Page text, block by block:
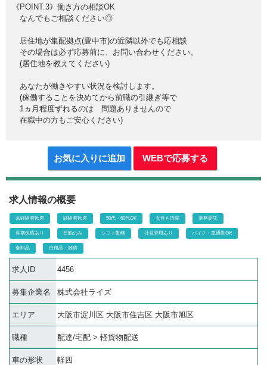
《POINT.3》働き方の相談OK
なんでもご相談ください◎
居住地が集配拠点(豊中市)の近隣以外でも応相談
その場合は必ず応募前に、お問い合わせください。
(居住地を教えてください)
あなたが働きやすい状況を検討します。
(稼働することを決めてから前職の引継ぎ等で
1ヵ月程度ずれるのは 問題ありませんので
在職中の方もご安心ください)
お気に入りに追加 WEBで応募する
求人情報の概要
未経験者歓迎 経験者歓迎 50代・60代OK 女性も活躍 業務委託
長期休暇あり 日勤のみ シフト勤務 社員登用あり バイク・車通勤OK
食料品 日用品・雑貨
求人ID 4456
募集企業名 株式会社ライズ
エリア 大阪市淀川区 大阪市住吉区 大阪市旭区
職種 配達/宅配 > 軽貨物配送
車の形状 軽四